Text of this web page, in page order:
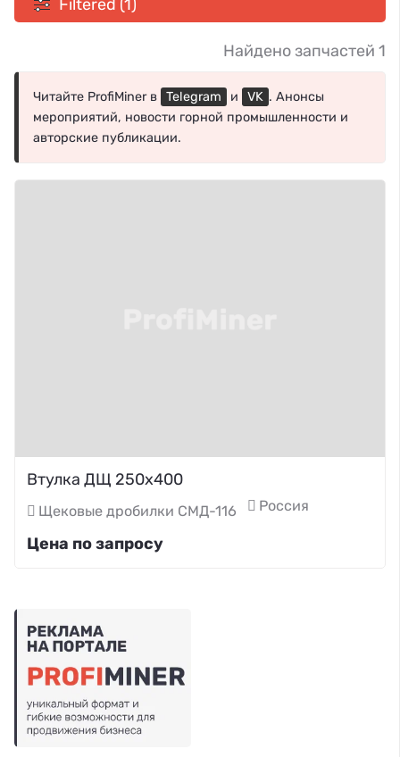
Filtered (1)
Найдено запчастей 1
Читайте ProfiMiner в Telegram и VK . Анонсы
мероприятий, новости горной промышленности и
авторские публикации.
Втулка ДЩ 250х400
Щековые дробилки СМД-116 Россия
Цена по запросу